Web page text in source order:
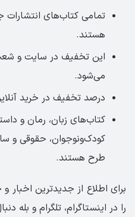
هستند.
این تخفیف در سایت و
می‌شود.
درصد تخفیف در خرید
کتاب‌های زبان، رمان و
کودک‌ونوجوان، حقوقی و
طرح هستند.
برای اطلاع از جدیدترین اخبار
را در اینستاگرام، تلگرام و بله